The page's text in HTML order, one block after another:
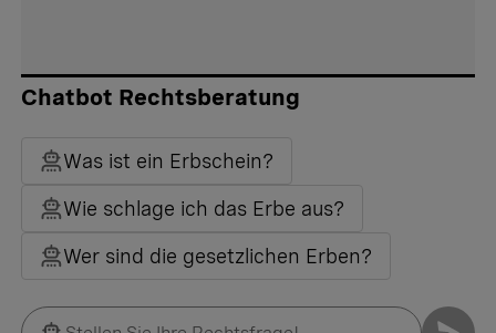
Chatbot Rechtsberatung
Was ist ein Erbschein?
Wie schlage ich das Erbe aus?
Wer sind die gesetzlichen Erben?